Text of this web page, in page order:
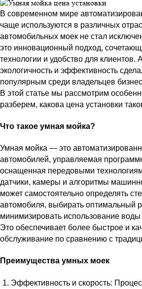
В современном мире
чаще используются в различных
автомобильных моек не стал
это инновационный подход,
технологии и удобство для клиентов.
экологичность и эффективность
популярным среди владельцев
В этой статье мы рассмотрим
разберем, какова цена установки
Что такое умная мойка?
Умная мойка — это
автомобилей, управляемая
оснащенная передовыми
датчики, камеры и алгоритмы
может самостоятельно определять
автомобиля, выбирать оптимальный
минимизировать использование
Это обеспечивает более быстрое и
обслуживание по сравнению с
Преимущества умных моек
Эффективность и скорость: